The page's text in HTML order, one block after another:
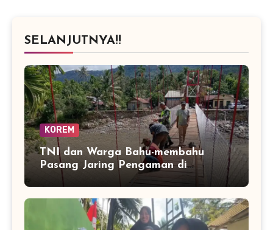
SELANJUTNYA!!
KOREM
TNI dan Warga Bahu-membahu
Pasang Jaring Pengaman di
Jembatan Perintis Betung Ateuh
Benggalang, Segera Siap Digunakan